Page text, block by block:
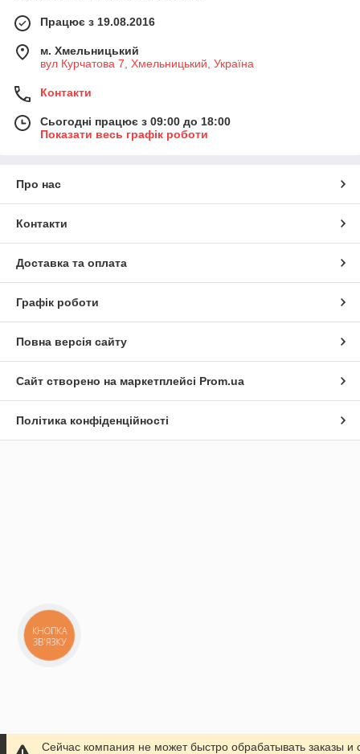
Працює з 19.08.2016
м. Хмельницький
вул Курчатова 7, Хмельницький, Україна
Контакти
Сьогодні працює з 09:00 до 18:00
Показати весь графік роботи
Про нас
Контакти
Доставка та оплата
Графік роботи
Повна версія сайту
Сайт створено на маркетплейсі Prom.ua
Політика конфіденційності
Сейчас компания не может быстро обрабатывать заказы
КНОПКА
ЗВ'ЯЗКУ